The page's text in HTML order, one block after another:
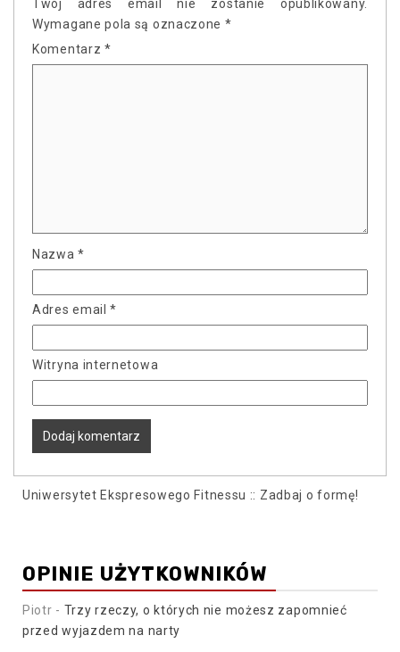
Twój adres email nie zostanie opublikowany.
Wymagane pola są oznaczone *
Komentarz *
Nazwa*
Adres email*
Witryna internetowa
Uniwersytet Ekspresowego Fitnessu :: Zadbaj o formę!
OPINIE UŻYTKOWNIKÓW
Piotr - Trzy rzeczy, o których nie możesz zapomnieć
przed wyjazdem na narty